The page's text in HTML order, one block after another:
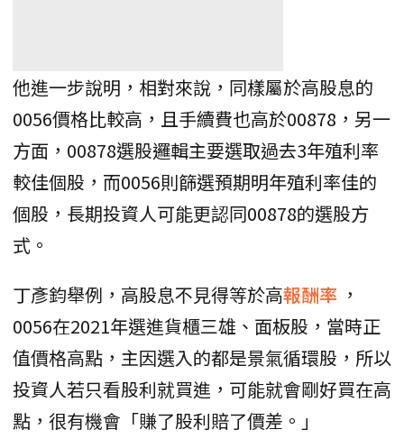
他進一步說明，相對來說，同樣屬於高股息的
0056價格比較高，且手續費也高於00878，另一
方面，00878選股邏輯主要選取過去3年殖利率
較佳個股，而0056則篩選預期明年殖利率佳的
個股，長期投資人可能更認同00878的選股方
式。
丁彥鈞舉例，高股息不見得等於高報酬率 ，
0056在2021年選進貨櫃三雄、面板股，當時正
值價格高點，主因選入的都是景氣循環股，所以
投資人若只看股利就買進，可能就會剛好買在高
點，很有機會「賺了股利賠了價差。」